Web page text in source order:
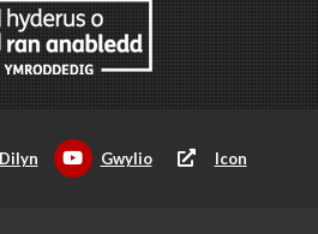
Dilyn Gwylio Icon